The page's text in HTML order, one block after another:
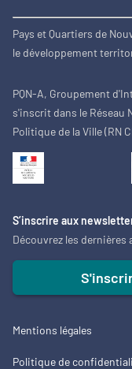
Pays et Quartiers de
le développement
PQN-A, Groupement
s'inscrit dans le Réseau
Politique de la Ville (RN
S’inscrire aux
Découvrez les dernières
Mentions légales
Politique de